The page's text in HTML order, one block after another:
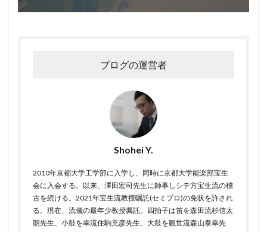
ブログの運営者
Shohei Y.
2010年京都大学工学部に入学し、同時に京都大学能楽部宝生
会に入会する。以来、澤田宏司先生に師事しシテ方宝生流の稽
古を続ける。2021年宝生流教授嘱託(セミプロ)の免状を許され
る。現在、流儀の最年少教授嘱託。四拍子は笛を森田流杉信太
朗先生、小鼓を幸流住駒充彦先生、大鼓を観世流森山泰幸先